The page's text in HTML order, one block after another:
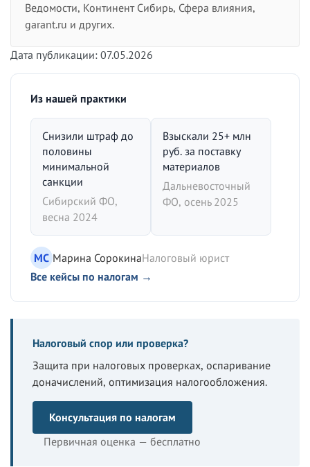
Ведомости, Континент Сибирь, Сфера влияния,
garant.ru и других.
Дата публикации: 07.05.2026
Из нашей практики
Снизили штраф до
половины
минимальной
санкции
Сибирский ФО,
весна 2024
Взыскали 25+ млн
руб. за поставку
материалов
Дальневосточный
ФО, осень 2025
МС Марина СорокинаНалоговый юрист
Все кейсы по налогам →
Налоговый спор или проверка?
Защита при налоговых проверках, оспаривание
доначислений, оптимизация налогообложения.
Консультация по налогам
Первичная оценка — бесплатно